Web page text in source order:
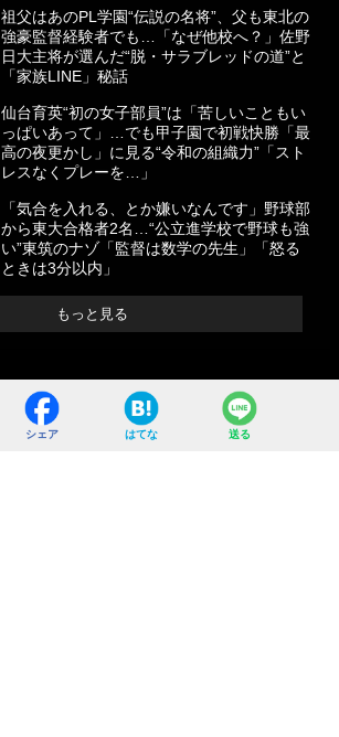
祖父はあのPL学園“伝説の名将”、父も東北の
強豪監督経験者でも…「なぜ他校へ？」佐野
日大主将が選んだ“脱・サラブレッドの道”と
「家族LINE」秘話
仙台育英“初の女子部員”は「苦しいこともい
っぱいあって」…でも甲子園で初戦快勝「最
高の夜更かし」に見る“令和の組織力”「スト
レスなくプレーを…」
「気合を入れる、とか嫌いなんです」野球部
から東大合格者2名…“公立進学校で野球も強
い”東筑のナゾ「監督は数学の先生」「怒る
ときは3分以内」
もっと見る
シェア はてな 送る